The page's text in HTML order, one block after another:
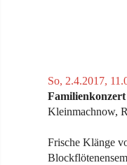
So, 2.4.2017,
Familienkonzert
Kleinmachnow,
Frische Klänge